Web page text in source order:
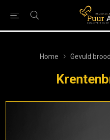
Home Gevuld brood